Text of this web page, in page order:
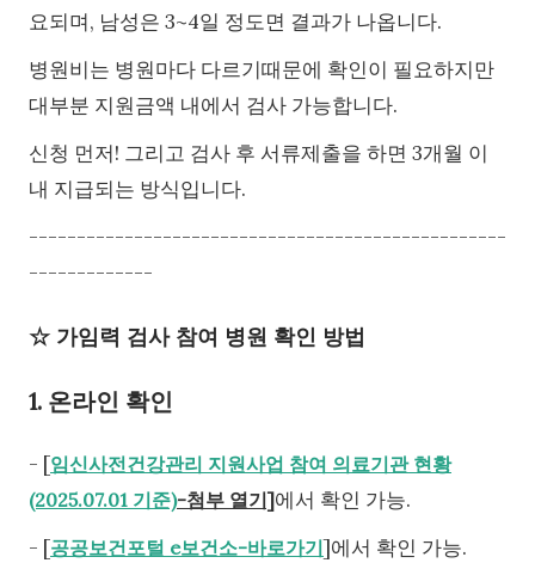
요되며, 남성은 3~4일 정도면 결과가 나옵니다.
병원비는 병원마다 다르기때문에 확인이 필요하지만
대부분 지원금액 내에서 검사 가능합니다.
신청 먼저! 그리고 검사 후 서류제출을 하면 3개월 이
내 지급되는 방식입니다.
--------------------------------------------------
-------------
☆ 가임력 검사 참여 병원 확인 방법
1. 온라인 확인
- [임신사전건강관리 지원사업 참여 의료기관 현황
(2025.07.01 기준)-첨부 열기]에서 확인 가능.
- [공공보건포털 e보건소-바로가기]에서 확인 가능.